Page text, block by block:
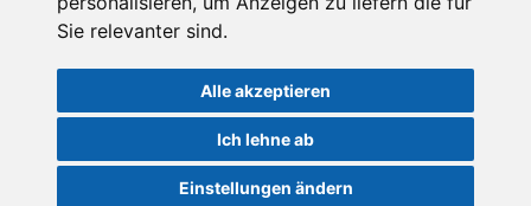
Sie relevanter sind.
Alle akzeptieren
Ich lehne ab
Einstellungen ändern
Kontakt
Menü schließen